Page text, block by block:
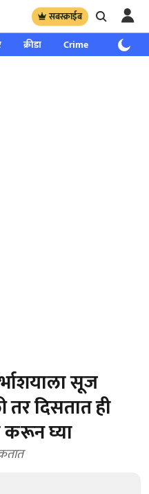
सबस्क्राईब
क्रीडा Crime साप्ताहिक
सूज
दिसतात ही
घ्या